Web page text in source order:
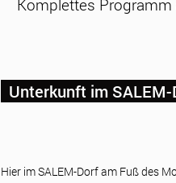
Komplettes Programm
Unterkunft im
Hier im SALEM-Dorf am Fuß des